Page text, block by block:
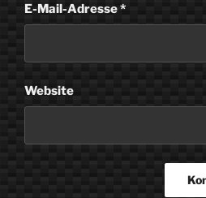
E-Mail-Adresse*
Website